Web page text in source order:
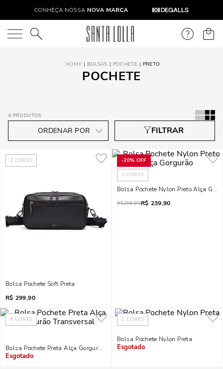
O que você está procurando?
BOLSAS POCHETE PRETO
POCHETE
4 PRODUTOS
2 CORES
Bolsa Pochete Soft Preta
R$ 299,90
-20% OFF
3 CORES
Bolsa Pochete Nylon Preto Alça
R$299,90R$ 239,90
4 CORES
Bolsa Pochete Preta Alça Gorgurão Transversal
Indisponível
2 CORES
Bolsa Pochete Nylon Preta
Indisponível